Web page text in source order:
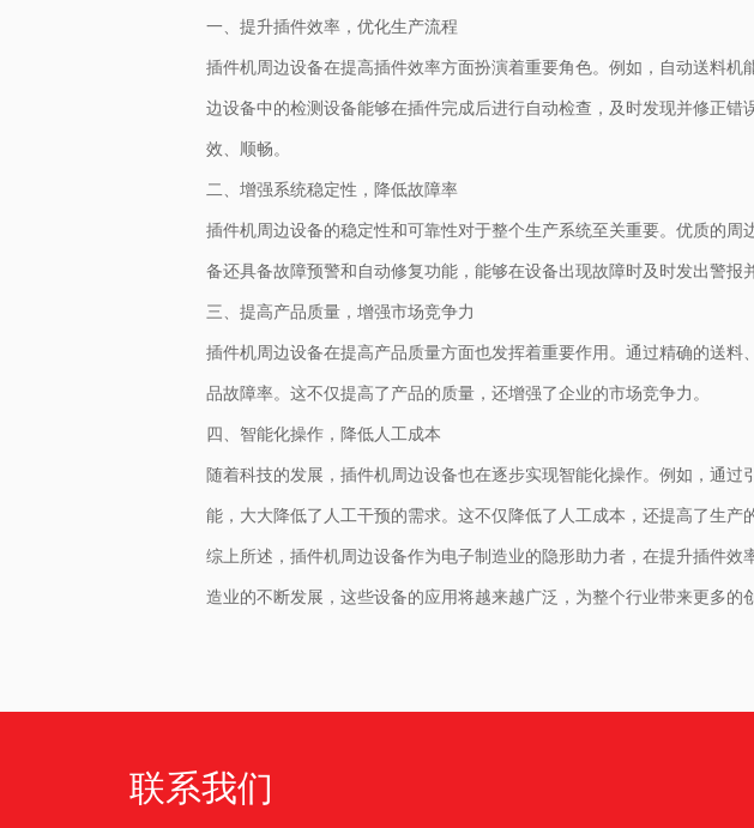
一、提升插件效率，优化生产流程
插件机周边设备在提高插件效率方面扮演着重要角色。例如，自动送料
边设备中的检测设备能够在插件完成后进行自动检查，及时发现并修正
效、顺畅。
二、增强系统稳定性，降低故障率
插件机周边设备的稳定性和可靠性对于整个生产系统至关重要。优质的
备还具备故障预警和自动修复功能，能够在设备出现故障时及时发出警报
三、提高产品质量，增强市场竞争力
插件机周边设备在提高产品质量方面也发挥着重要作用。通过精确的送
品故障率。这不仅提高了产品的质量，还增强了企业的市场竞争力。
四、智能化操作，降低人工成本
随着科技的发展，插件机周边设备也在逐步实现智能化操作。例如，通
能，大大降低了人工干预的需求。这不仅降低了人工成本，还提高了生产
综上所述，插件机周边设备作为电子制造业的隐形助力者，在提升插件
造业的不断发展，这些设备的应用将越来越广泛，为整个行业带来更多的
联系我们